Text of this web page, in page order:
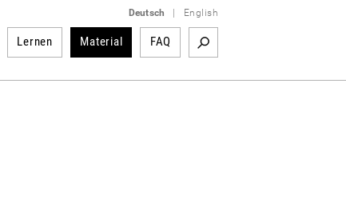
Deutsch English
Lernen Material FAQ